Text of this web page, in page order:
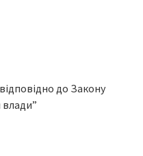
до Закону